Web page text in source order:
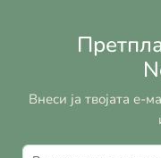
Внеси ја твојата е-